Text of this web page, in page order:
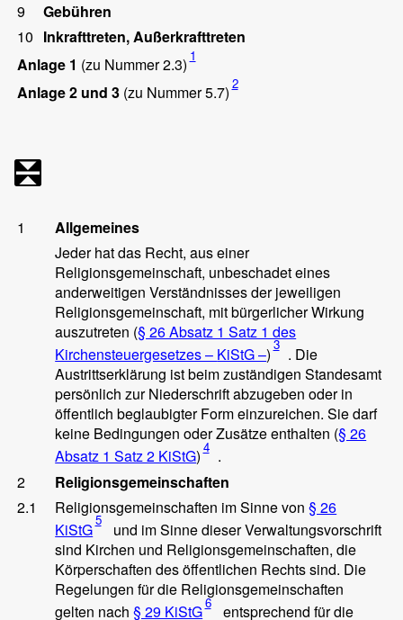
9
Gebühren
10 Inkrafttreten, Außerkrafttreten
Anlage 1 (zu Nummer 2.3) 1
Anlage 2 und 3 (zu Nummer 5.7) 2
1
Allgemeines
Jeder hat das Recht, aus einer
Religionsgemeinschaft, unbeschadet eines
anderweitigen Verständnisses der jeweiligen
Religionsgemeinschaft, mit bürgerlicher Wirkung
auszutreten (§ 26 Absatz 1 Satz 1 des
Kirchensteuergesetzes – KiStG –)3 . Die
Austrittserklärung ist beim zuständigen Standesamt
persönlich zur Niederschrift abzugeben oder in
öffentlich beglaubigter Form einzureichen. Sie darf
keine Bedingungen oder Zusätze enthalten (§ 26
Absatz 1 Satz 2 KiStG) 4 .
2
Religionsgemeinschaften
2.1
Religionsgemeinschaften im Sinne von§ 26
KiStG5
und im Sinne dieser Verwaltungsvorschrift
sind Kirchen und Religionsgemeinschaften, die
Körperschaften des öffentlichen Rechts sind. Die
Regelungen für die Religionsgemeinschaften
gelten nach§ 29 KiStG6
entsprechend für die